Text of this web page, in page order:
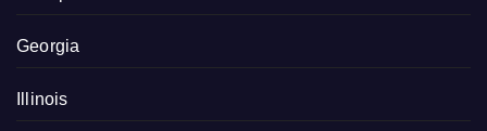
Georgia
Illinois